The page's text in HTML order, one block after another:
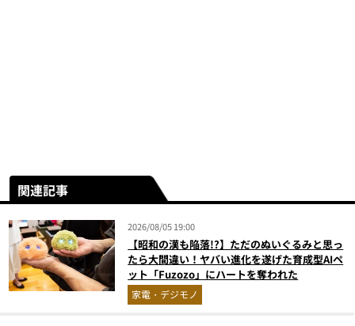
関連記事
2026/08/05 19:00
【昭和の漢も陥落!?】ただのぬいぐるみと思っ
たら大間違い！ヤバい進化を遂げた育成型AIペ
ット「Fuzozo」にハートを奪われた
家電・デジモノ